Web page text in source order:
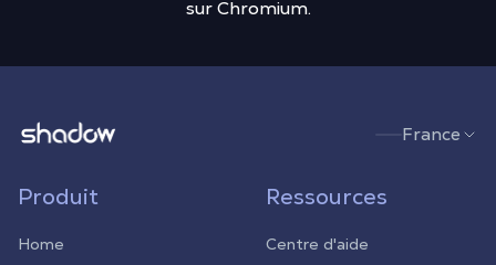
sur Chromium.
Shadow.tech France
Produit
Home
Ressources
Centre d'aide